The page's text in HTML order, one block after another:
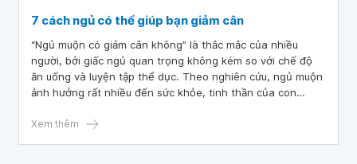
7 cách ngủ có thể giúp bạn giảm cân
“Ngủ muộn có giảm cân không” là thắc mắc của nhiều
người, bởi giấc ngủ quan trọng không kém so với chế độ
ăn uống và luyện tập thể dục. Theo nghiên cứu, ngủ muộn
ảnh hưởng rất nhiều đến sức khỏe, tinh thần của con
Xem thêm